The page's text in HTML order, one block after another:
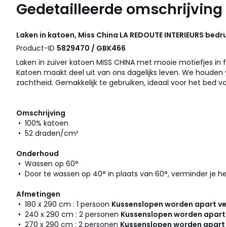
Gedetailleerde omschrijving
Laken in katoen, Miss China LA REDOUTE INTERIEURS
Product-ID 5829470 / GBK466
Laken in zuiver katoen MISS CHINA met mooie motiefjes in
Katoen maakt deel uit van ons dagelijks leven. We houden
zachtheid. Gemakkelijk te gebruiken, ideaal voor het bed
Omschrijving
• 100% katoen
• 52 draden/cm²
Onderhoud
• Wassen op 60°
• Door te wassen op 40° in plaats van 60°, verminder je
Afmetingen
• 180 x 290 cm : 1 persoon Kussenslopen worden apart
• 240 x 290 cm : 2 personen Kussenslopen worden
• 270 x 290 cm : 2 personen Kussenslopen worden